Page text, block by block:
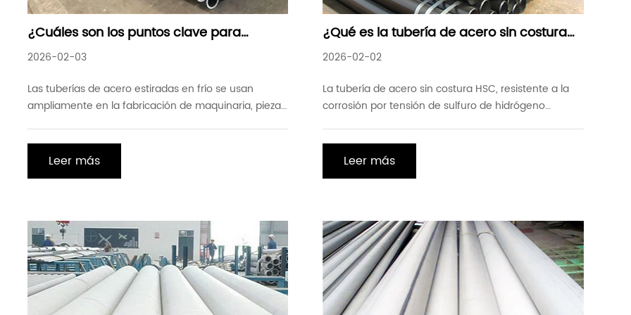
¿Cuáles son los puntos clave para
confirmar las especificaciones de los
tubos de acero estirados en frío
2026-02-03
Las tuberías de acero estiradas en frío se usan
ampliamente en la fabricación de maquinaria, piezas
debido a su alta precisión y buena calidad de
superficie. Sin embargo, la selección incorrecta de la
Leer más
¿Qué es la tubería de acero sin costura
HSC resistente a la corrosión por tensión
de sulfuro de hidrógeno húmedo
2026-02-02
La tubería de acero sin costura HSC, resistente a la
corrosión por tensión de sulfuro de hidrógeno
con propiedades específicas de resistencia a la
corrosión. Este tipo de tubería se utiliza
Leer más